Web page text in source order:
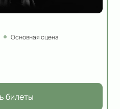
Основная сцена
билеты